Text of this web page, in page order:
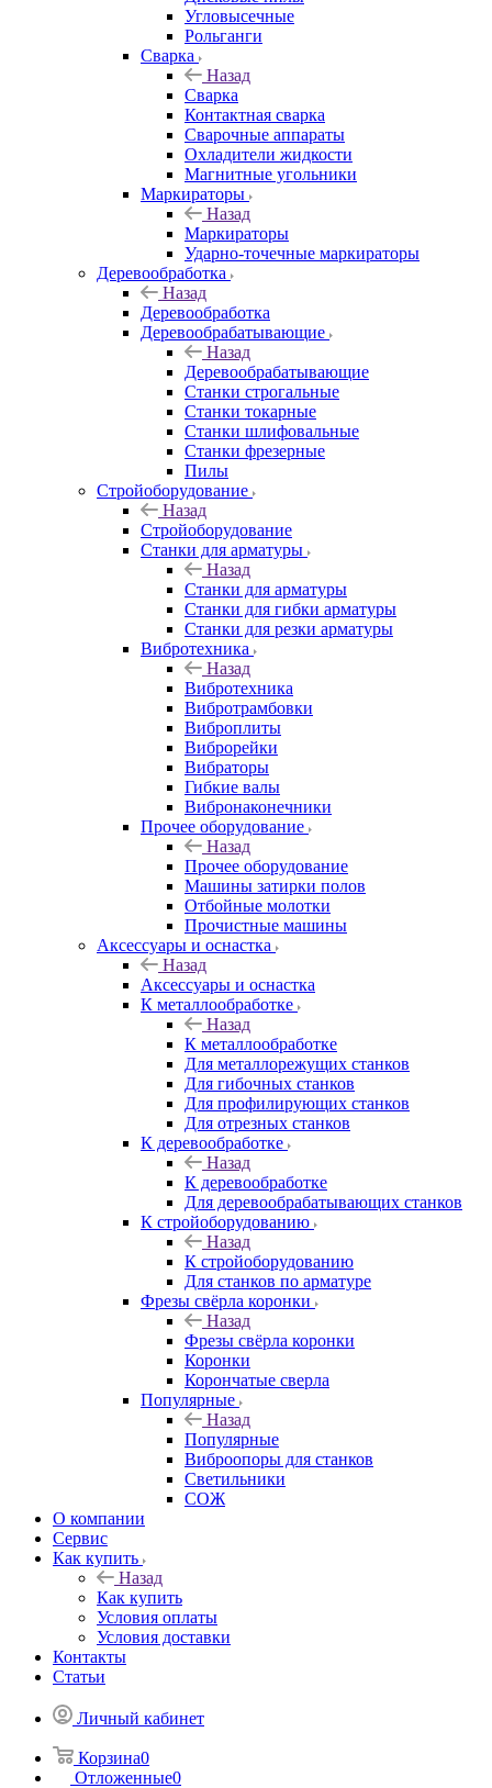
Угловысечные
Рольганги
Сварка
Назад
Сварка
Контактная сварка
Сварочные аппараты
Охладители жидкости
Магнитные угольники
Маркираторы
Назад
Маркираторы
Ударно-точечные маркираторы
Деревообработка
Назад
Деревообработка
Деревообрабатывающие
Назад
Деревообрабатывающие
Станки строгальные
Станки токарные
Станки шлифовальные
Станки фрезерные
Пилы
Стройоборудование
Назад
Стройоборудование
Станки для арматуры
Назад
Станки для арматуры
Станки для гибки арматуры
Станки для резки арматуры
Вибротехника
Назад
Вибротехника
Вибротрамбовки
Виброплиты
Виброрейки
Вибраторы
Гибкие валы
Вибронаконечники
Прочее оборудование
Назад
Прочее оборудование
Машины затирки полов
Отбойные молотки
Прочистные машины
Аксeccyapы и оснастка
Назад
Аксeccyapы и оснастка
К металлообработке
Назад
К металлообработке
Для металлорежущих станков
Для гибочных станков
Для профилирующих станков
Для отрезных станков
К деревообработке
Назад
К деревообработке
Для деревообрабатывающих станков
К стройоборудованию
Назад
К стройоборудованию
Для станков по арматуре
Фрезы свёрла коронки
Назад
Фрезы свёрла коронки
Коронки
Корончатые сверла
Популярные
Назад
Популярные
Виброопоры для станков
Светильники
СОЖ
О компании
Сервис
Как купить
Назад
Как купить
Условия оплаты
Условия доставки
Контакты
Статьи
Личный кабинет
Корзина0
Отложенные0